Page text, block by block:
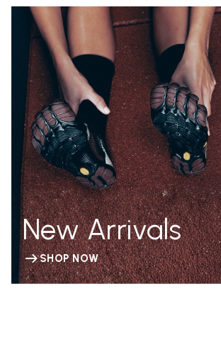
New Arrivals
SHOP NOW